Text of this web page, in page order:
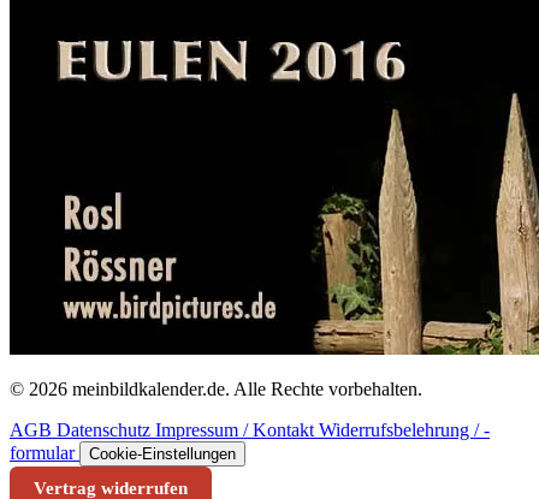
© 2026 meinbildkalender.de. Alle Rechte vorbehalten.
AGB Datenschutz Impressum / Kontakt Widerrufsbelehrung / -
formular
Cookie-Einstellungen
Vertrag widerrufen